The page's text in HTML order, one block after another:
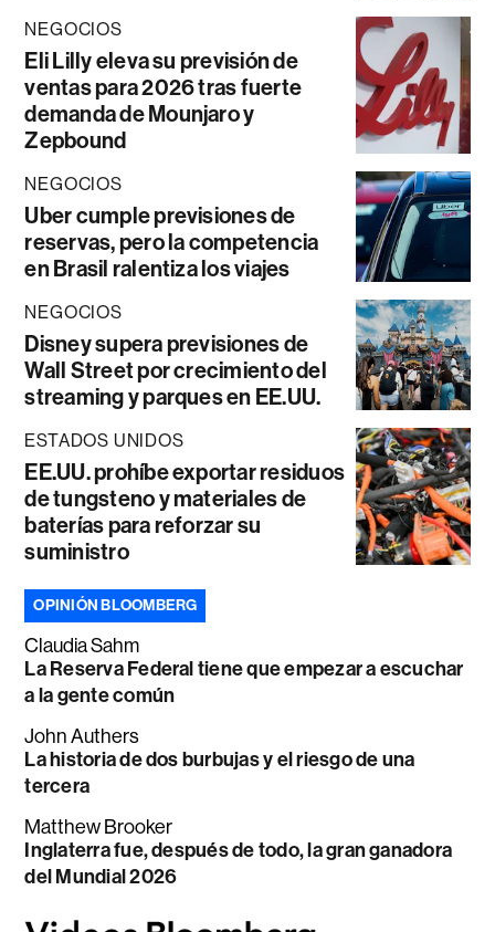
NEGOCIOS
Eli Lilly eleva su previsión de
ventas para 2026 tras fuerte
demanda de Mounjaro y
Zepbound
NEGOCIOS
Uber cumple previsiones de
reservas, pero la competencia
en Brasil ralentiza los viajes
NEGOCIOS
Disney supera previsiones de
Wall Street por crecimiento del
streaming y parques en EE.UU.
ESTADOS UNIDOS
EE.UU. prohíbe exportar residuos
de tungsteno y materiales de
baterías para reforzar su
suministro
OPINIÓN BLOOMBERG
Claudia Sahm
La Reserva Federal tiene que empezar a escuchar
a la gente común
John Authers
La historia de dos burbujas y el riesgo de una
tercera
Matthew Brooker
Inglaterra fue, después de todo, la gran ganadora
del Mundial 2026